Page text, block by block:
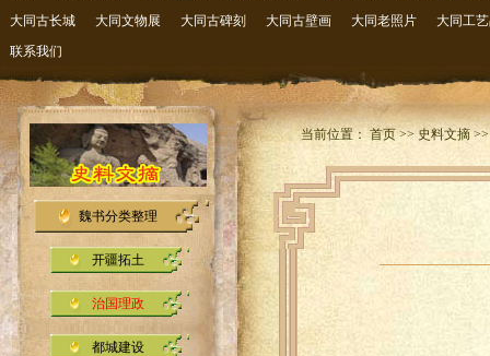
大同古长城
大同文物展 大同古碑刻 大同古壁画 大同老照片
大同工
联系我们
魏书分类整理
开疆拓土
治国理政
都城建设
当前位置： 首页 >> 史料文摘